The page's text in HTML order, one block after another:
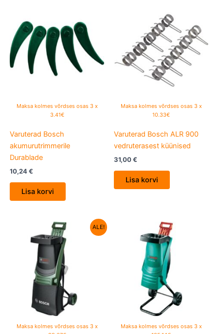
Maksa kolmes võrdses osas 3 x
3.41€
Varuterad Bosch
akumurutrimmerile
Durablade
10,24€
Lisa korvi
Maksa kolmes võrdses osas 3 x
10.33€
Varuterad Bosch ALR 900
vedruterasest küünised
31,00€
Lisa korvi
ALE!
Maksa kolmes võrdses osas 3 x
Algne
hind
oli:
369,00 €.
Current
Maksa kolmes võrdses osas 3 x